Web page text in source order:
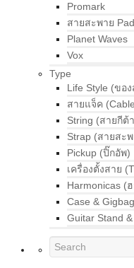
Promark
สายสะพาย
Planet Waves
Vox
Type
Life Style (ขอ
สายแจ็ค
String (สายกีต้
Strap (สายสะ
Pickup (ปิ๊กอัพ)
เครื่องตั้งสาย
Harmonicas (
Case &
Guitar Stand